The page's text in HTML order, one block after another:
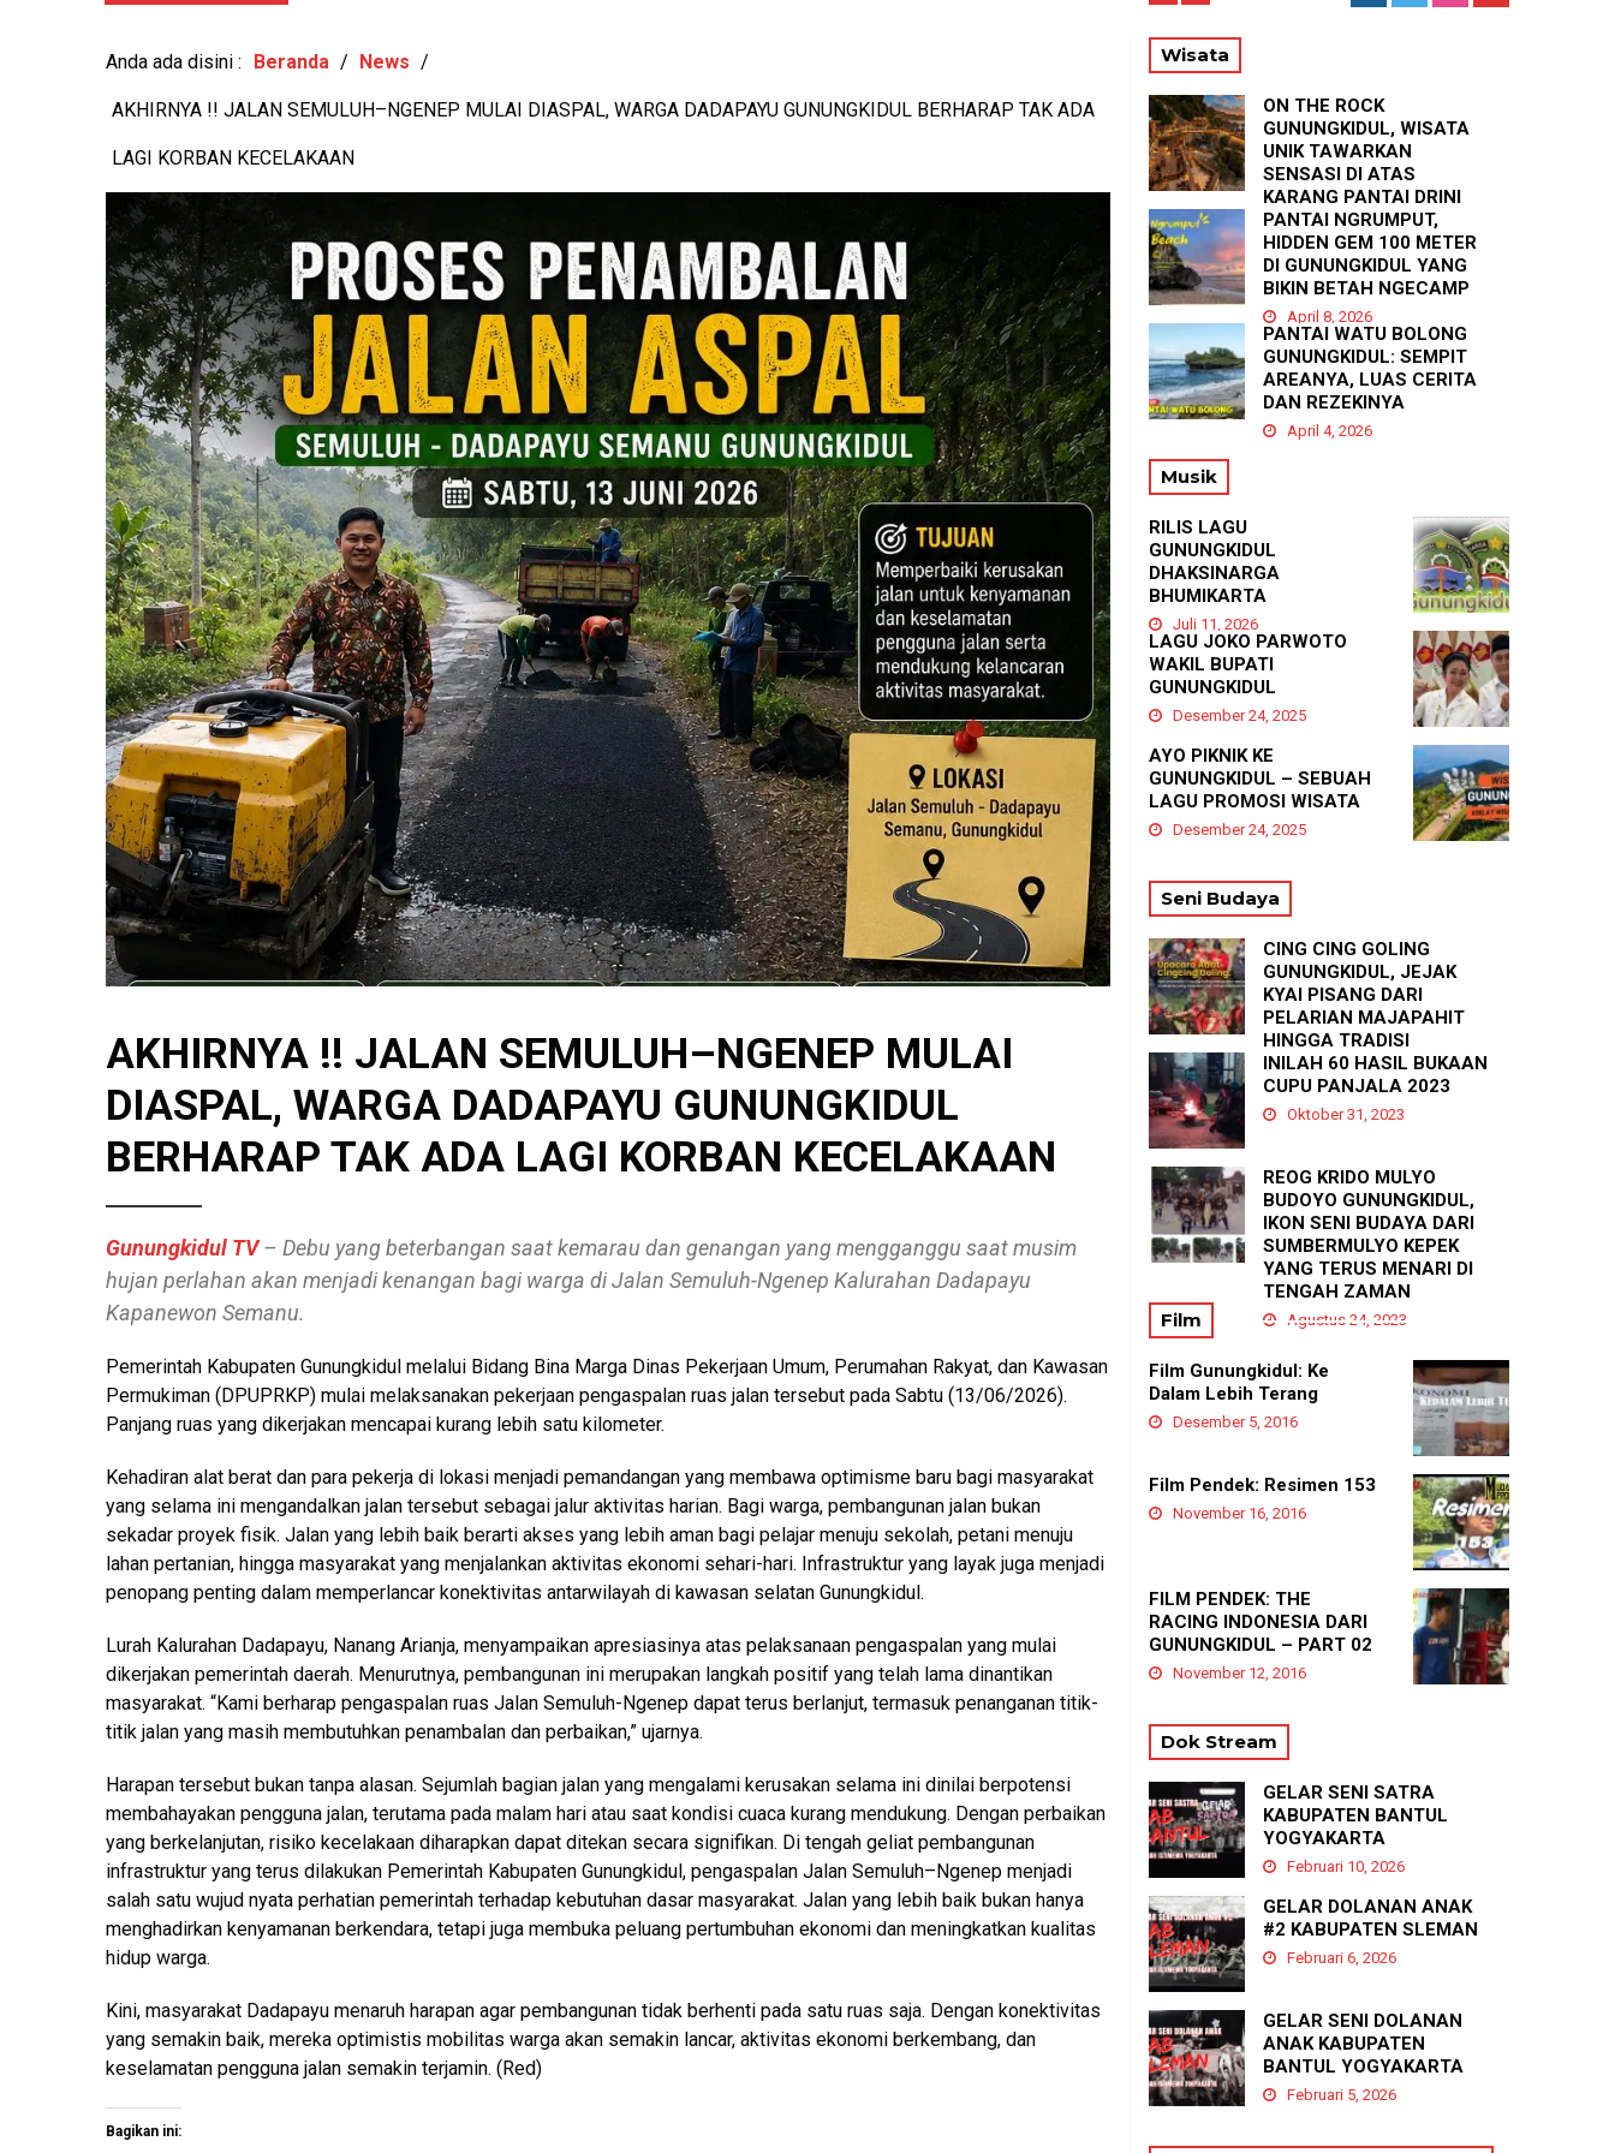
Anda ada disini : Beranda / News /
AKHIRNYA !! JALAN SEMULUH–NGENEP MULAI DIASPAL, WARGA DADAPAYU GUNUNGKIDUL BERHARAP TAK ADA
LAGI KORBAN KECELAKAAN
AKHIRNYA !! JALAN SEMULUH–NGENEP MULAI
DIASPAL, WARGA DADAPAYU GUNUNGKIDUL
BERHARAP TAK ADA LAGI KORBAN KECELAKAAN
Gunungkidul TV– Debu yang beterbangan saat kemarau dan genangan yang mengganggu saat musim
hujan perlahan akan menjadi kenangan bagi warga di Jalan Semuluh-Ngenep Kalurahan Dadapayu
Kapanewon Semanu.
Pemerintah Kabupaten Gunungkidul melalui Bidang Bina Marga Dinas Pekerjaan Umum, Perumahan Rakyat, dan Kawasan
Permukiman (DPUPRKP) mulai melaksanakan pekerjaan pengaspalan ruas jalan tersebut pada Sabtu (13/06/2026).
Panjang ruas yang dikerjakan mencapai kurang lebih satu kilometer.
Kehadiran alat berat dan para pekerja di lokasi menjadi pemandangan yang membawa optimisme baru bagi masyarakat
yang selama ini mengandalkan jalan tersebut sebagai jalur aktivitas harian. Bagi warga, pembangunan jalan bukan
sekadar proyek fisik. Jalan yang lebih baik berarti akses yang lebih aman bagi pelajar menuju sekolah, petani menuju
lahan pertanian, hingga masyarakat yang menjalankan aktivitas ekonomi sehari-hari. Infrastruktur yang layak juga menjadi
penopang penting dalam memperlancar konektivitas antarwilayah di kawasan selatan Gunungkidul.
Lurah Kalurahan Dadapayu, Nanang Arianja, menyampaikan apresiasinya atas pelaksanaan pengaspalan yang mulai
dikerjakan pemerintah daerah. Menurutnya, pembangunan ini merupakan langkah positif yang telah lama dinantikan
masyarakat. “Kami berharap pengaspalan ruas Jalan Semuluh-Ngenep dapat terus berlanjut, termasuk penanganan titik-
titik jalan yang masih membutuhkan penambalan dan perbaikan,” ujarnya.
Harapan tersebut bukan tanpa alasan. Sejumlah bagian jalan yang mengalami kerusakan selama ini dinilai berpotensi
membahayakan pengguna jalan, terutama pada malam hari atau saat kondisi cuaca kurang mendukung. Dengan perbaikan
yang berkelanjutan, risiko kecelakaan diharapkan dapat ditekan secara signifikan. Di tengah geliat pembangunan
infrastruktur yang terus dilakukan Pemerintah Kabupaten Gunungkidul, pengaspalan Jalan Semuluh–Ngenep menjadi
salah satu wujud nyata perhatian pemerintah terhadap kebutuhan dasar masyarakat. Jalan yang lebih baik bukan hanya
menghadirkan kenyamanan berkendara, tetapi juga membuka peluang pertumbuhan ekonomi dan meningkatkan kualitas
hidup warga.
Kini, masyarakat Dadapayu menaruh harapan agar pembangunan tidak berhenti pada satu ruas saja. Dengan konektivitas
yang semakin baik, mereka optimistis mobilitas warga akan semakin lancar, aktivitas ekonomi berkembang, dan
keselamatan pengguna jalan semakin terjamin. (Red)
Bagikan ini:
Wisata
ON THE ROCK
GUNUNGKIDUL, WISATA
UNIK TAWARKAN
SENSASI DI ATAS
KARANG PANTAI DRINI
April 23, 2026
PANTAI NGRUMPUT,
HIDDEN GEM 100 METER
DI GUNUNGKIDUL YANG
BIKIN BETAH NGECAMP
April 8, 2026
PANTAI WATU BOLONG
GUNUNGKIDUL: SEMPIT
AREANYA, LUAS CERITA
DAN REZEKINYA
April 4, 2026
Musik
RILIS LAGU
GUNUNGKIDUL
DHAKSINARGA
BHUMIKARTA
Juli 11, 2026
LAGU JOKO PARWOTO
WAKIL BUPATI
GUNUNGKIDUL
Desember 24, 2025
AYO PIKNIK KE
GUNUNGKIDUL – SEBUAH
LAGU PROMOSI WISATA
Desember 24, 2025
Seni Budaya
CING CING GOLING
GUNUNGKIDUL, JEJAK
KYAI PISANG DARI
PELARIAN MAJAPAHIT
HINGGA TRADISI
TASYAKURAN
PADUKUHAN GEDANGAN
Agustus 21, 2025
INILAH 60 HASIL BUKAAN
CUPU PANJALA 2023
Oktober 31, 2023
REOG KRIDO MULYO
BUDOYO GUNUNGKIDUL,
IKON SENI BUDAYA DARI
SUMBERMULYO KEPEK
YANG TERUS MENARI DI
TENGAH ZAMAN
Agustus 24, 2023
Film
Film Gunungkidul: Ke
Dalam Lebih Terang
Desember 5, 2016
Film Pendek: Resimen 153
November 16, 2016
FILM PENDEK: THE
RACING INDONESIA DARI
GUNUNGKIDUL – PART 02
November 12, 2016
Dok Stream
GELAR SENI SATRA
KABUPATEN BANTUL
YOGYAKARTA
Februari 10, 2026
GELAR DOLANAN ANAK
#2 KABUPATEN SLEMAN
Februari 6, 2026
GELAR SENI DOLANAN
ANAK KABUPATEN
BANTUL YOGYAKARTA
Februari 5, 2026